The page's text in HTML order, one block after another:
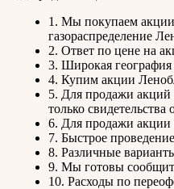
1. Мы покупаем
газораспределение
2. Ответ по цене на
3. Широкая география
4. Купим акции
5. Для продажи акций
только свидетельства
6. Для продажи
7. Быстрое
8. Различные
9. Мы готовы
10. Расходы по